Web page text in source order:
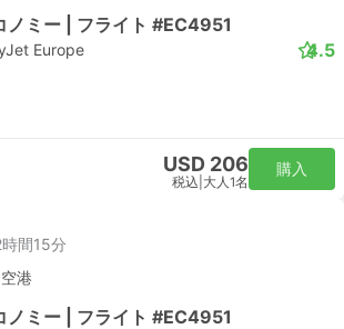
ノミー | フライト #EC4951
Europe 4.5
USD 206
税込 大人1名
購入
時間15分
港
ノミー | フライト #EC4951